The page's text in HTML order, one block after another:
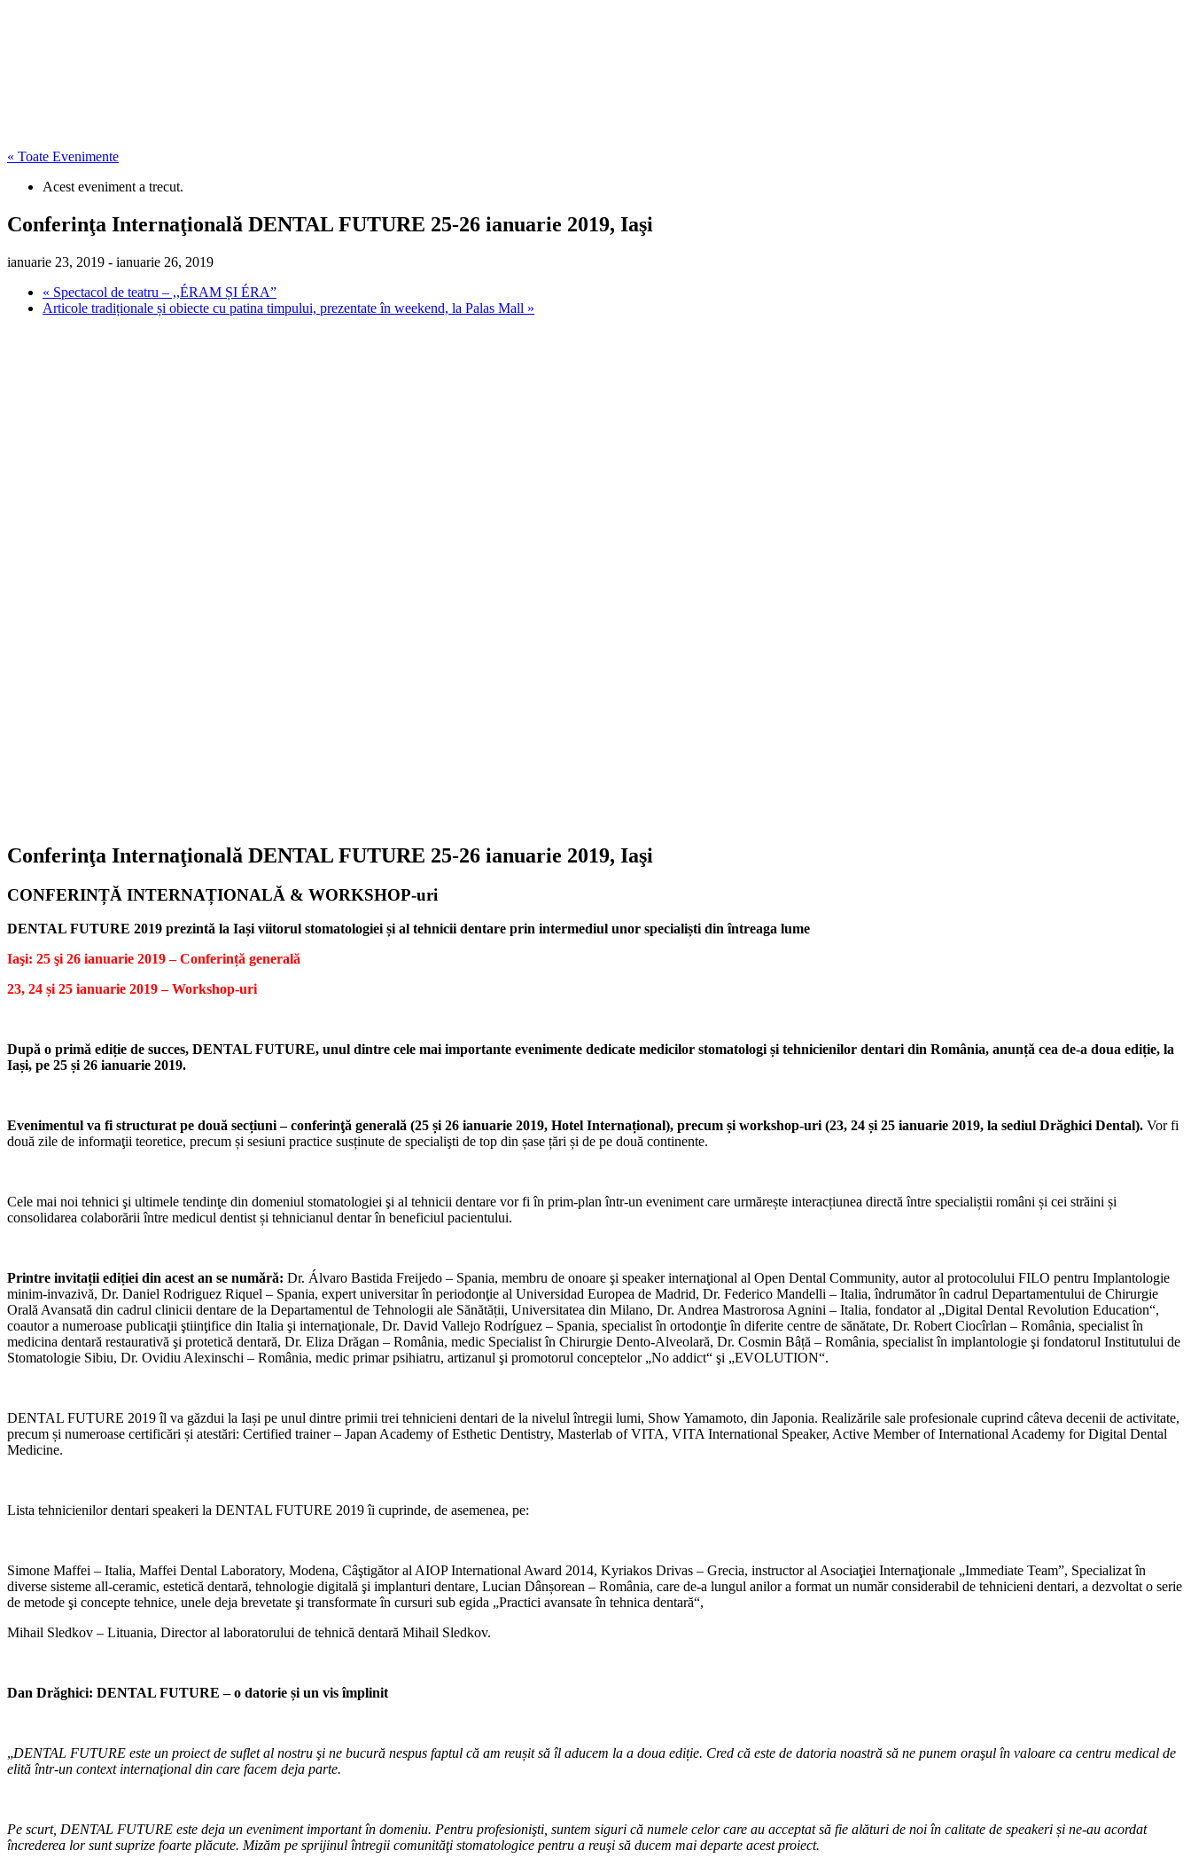
« Toate Evenimente
Acest eveniment a trecut.
Conferinţa Internaţională DENTAL FUTURE 25-26 ianuarie 2019, Iaşi
ianuarie 23, 2019 - ianuarie 26, 2019
« Spectacol de teatru – ,,ÉRAM ȘI ÉRA”
Articole tradiționale și obiecte cu patina timpului, prezentate în weekend, la Palas Mall »
Conferinţa Internaţională DENTAL FUTURE 25-26 ianuarie 2019, Iaşi
CONFERINȚĂ INTERNAȚIONALĂ & WORKSHOP-uri
DENTAL FUTURE 2019 prezintă la Iași viitorul stomatologiei și al tehnicii dentare prin intermediul unor specialiști din întreaga lume
Iaşi: 25 şi 26 ianuarie 2019 – Conferință generală
23, 24 și 25 ianuarie 2019 – Workshop-uri
După o primă ediție de succes, DENTAL FUTURE, unul dintre cele mai importante evenimente dedicate medicilor stomatologi și tehnicienilor dentari din România, anunță cea de-a doua ediție, la
Iași, pe 25 și 26 ianuarie 2019.
Evenimentul va fi structurat pe două secțiuni – conferinţă generală (25 și 26 ianuarie 2019, Hotel Internațional), precum și workshop-uri (23, 24 și 25 ianuarie 2019, la sediul Drăghici Dental). Vor fi
două zile de informaţii teoretice, precum și sesiuni practice susținute de specialişti de top din șase țări și de pe două continente.
Cele mai noi tehnici şi ultimele tendinţe din domeniul stomatologiei şi al tehnicii dentare vor fi în prim-plan într-un eveniment care urmărește interacțiunea directă între specialiștii români și cei străini și
consolidarea colaborării între medicul dentist și tehnicianul dentar în beneficiul pacientului.
Printre invitații ediției din acest an se numără: Dr. Álvaro Bastida Freijedo – Spania, membru de onoare şi speaker internaţional al Open Dental Community, autor al protocolului FILO pentru Implantologie
minim-invazivă, Dr. Daniel Rodriguez Riquel – Spania, expert universitar în periodonţie al Universidad Europea de Madrid, Dr. Federico Mandelli – Italia, îndrumător în cadrul Departamentului de Chirurgie
Orală Avansată din cadrul clinicii dentare de la Departamentul de Tehnologii ale Sănătății, Universitatea din Milano, Dr. Andrea Mastrorosa Agnini – Italia, fondator al „Digital Dental Revolution Education“,
coautor a numeroase publicaţii ştiinţifice din Italia şi internaţionale, Dr. David Vallejo Rodríguez – Spania, specialist în ortodonţie în diferite centre de sănătate, Dr. Robert Ciocîrlan – România, specialist în
medicina dentară restaurativă şi protetică dentară, Dr. Eliza Drăgan – România, medic Specialist în Chirurgie Dento-Alveolară, Dr. Cosmin Bâță – România, specialist în implantologie şi fondatorul Institutului de
Stomatologie Sibiu, Dr. Ovidiu Alexinschi – România, medic primar psihiatru, artizanul şi promotorul conceptelor „No addict“ şi „EVOLUTION“.
DENTAL FUTURE 2019 îl va găzdui la Iași pe unul dintre primii trei tehnicieni dentari de la nivelul întregii lumi, Show Yamamoto, din Japonia. Realizările sale profesionale cuprind câteva decenii de activitate,
precum și numeroase certificări și atestări: Certified trainer – Japan Academy of Esthetic Dentistry, Masterlab of VITA, VITA International Speaker, Active Member of International Academy for Digital Dental
Medicine.
Lista tehnicienilor dentari speakeri la DENTAL FUTURE 2019 îi cuprinde, de asemenea, pe:
Simone Maffei – Italia, Maffei Dental Laboratory, Modena, Câştigător al AIOP International Award 2014, Kyriakos Drivas – Grecia, instructor al Asociaţiei Internaţionale „Immediate Team”, Specializat în
diverse sisteme all-ceramic, estetică dentară, tehnologie digitală şi implanturi dentare, Lucian Dânșorean – România, care de-a lungul anilor a format un număr considerabil de tehnicieni dentari, a dezvoltat o serie
de metode şi concepte tehnice, unele deja brevetate şi transformate în cursuri sub egida „Practici avansate în tehnica dentară“,
Mihail Sledkov – Lituania, Director al laboratorului de tehnică dentară Mihail Sledkov.
Dan Drăghici: DENTAL FUTURE – o datorie și un vis împlinit
„DENTAL FUTURE este un proiect de suflet al nostru şi ne bucură nespus faptul că am reușit să îl aducem la a doua ediție. Cred că este de datoria noastră să ne punem oraşul în valoare ca centru medical de
elită într-un context internaţional din care facem deja parte.
Pe scurt, DENTAL FUTURE este deja un eveniment important în domeniu. Pentru profesionişti, suntem siguri că numele celor care au acceptat să fie alături de noi în calitate de speakeri și ne-au acordat
încrederea lor sunt suprize foarte plăcute. Mizăm pe sprijinul întregii comunităţi stomatologice pentru a reuşi să ducem mai departe acest proiect.